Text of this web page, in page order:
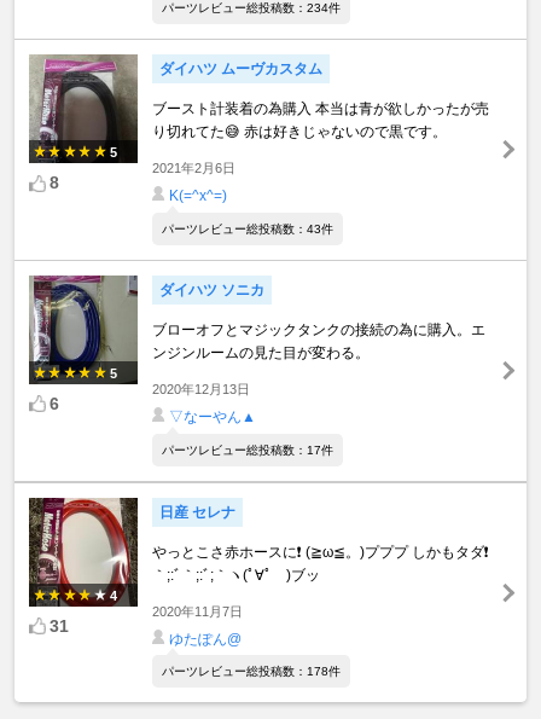
パーツレビュー総投稿数：234件
5
8
ダイハツ ムーヴカスタム
ブースト計装着の為購入 本当は青が欲しかったが売
り切れてた😅 赤は好きじゃないので黒です。
2021年2月6日
K(=^x^=)
パーツレビュー総投稿数：43件
5
6
ダイハツ ソニカ
ブローオフとマジックタンクの接続の為に購入。エ
ンジンルームの見た目が変わる。
2020年12月13日
▽なーやん▲
パーツレビュー総投稿数：17件
4
31
日産 セレナ
やっとこさ赤ホースに❗️ (≧ω≦。)プププ しかもタダ❗️
｀;:ﾞ｀;:ﾞ;｀ヽ(ﾟ∀ﾟゞ)ブッ
2020年11月7日
ゆたぽん@
パーツレビュー総投稿数：178件